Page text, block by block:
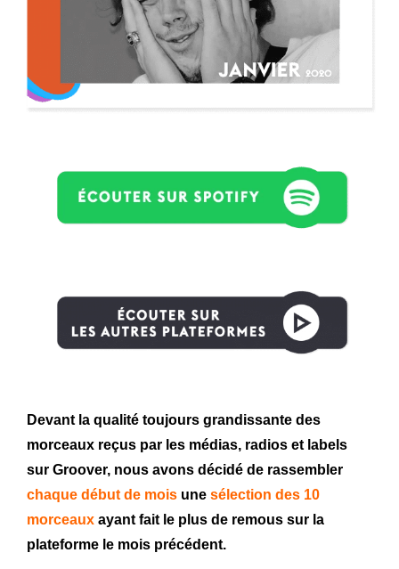
Devant la qualité toujours grandissante des
morceaux reçus par les médias, radios et labels
sur Groover, nous avons décidé de rassembler
chaque début de mois une sélection des 10
morceaux ayant fait le plus de remous sur la
plateforme le mois précédent.